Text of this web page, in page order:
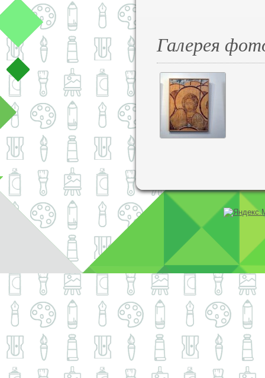
Галерея